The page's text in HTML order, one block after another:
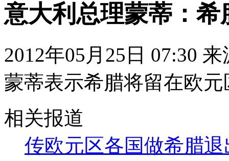
意大利总理蒙蒂：
2012年05月25日 07:30
蒙蒂表示希腊将留在欧
相关报道
传欧元区各国做希腊